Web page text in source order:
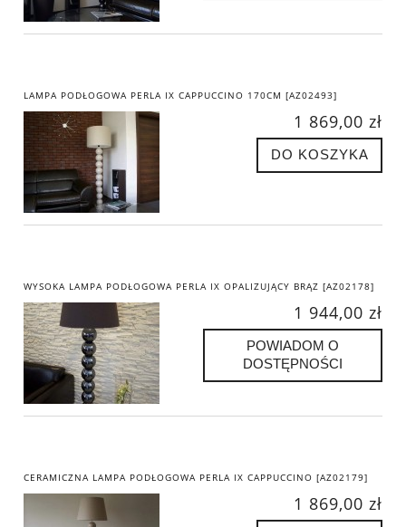
LAMPA PODŁOGOWA PERLA IX CAPPUCCINO 170CM [AZ02493]
1 869,00 zł
DO KOSZYKA
WYSOKA LAMPA PODŁOGOWA PERLA IX OPALIZUJĄCY BRĄZ [AZ02178]
1 944,00 zł
POWIADOM O
DOSTĘPNOŚCI
CERAMICZNA LAMPA PODŁOGOWA PERLA IX CAPPUCCINO [AZ02179]
1 869,00 zł